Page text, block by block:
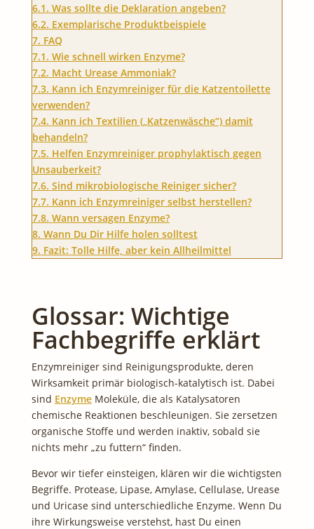
6.1. Was sollte die Deklaration angeben?
6.2. Exemplarische Produktbeispiele
7. FAQ
7.1. Wie schnell wirken Enzyme?
7.2. Macht Urease Ammoniak?
7.3. Kann ich Enzymreiniger für die Katzentoilette
verwenden?
7.4. Kann ich Textilien („Katzenwäsche“) damit
behandeln?
7.5. Helfen Enzymreiniger prophylaktisch gegen
Unsauberkeit?
7.6. Sind mikrobiologische Reiniger sicher?
7.7. Kann ich Enzymreiniger selbst herstellen?
7.8. Wann versagen Enzyme?
8. Wann Du Dir Hilfe holen solltest
9. Fazit: Tolle Hilfe, aber kein Allheilmittel
Glossar: Wichtige
Fachbegriffe erklärt
Enzymreiniger sind Reinigungsprodukte, deren
Wirksamkeit primär biologisch-katalytisch ist. Dabei
sind EnzymeMoleküle, die als Katalysatoren
chemische Reaktionen beschleunigen. Sie zersetzen
organische Stoffe und werden inaktiv, sobald sie
nichts mehr „zu futtern“ finden.
Bevor wir tiefer einsteigen, klären wir die wichtigsten
Begriffe. Protease, Lipase, Amylase, Cellulase, Urease
und Uricase sind unterschiedliche Enzyme. Wenn Du
ihre Wirkungsweise verstehst, hast Du einen